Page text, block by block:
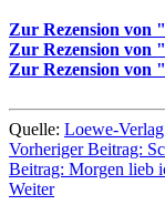
Zur Rezension von
Zur Rezension von
Zur Rezension von
Quelle: Loewe-Verlag
Vorheriger Beitrag:
Beitrag: Morgen lieb
Weiter